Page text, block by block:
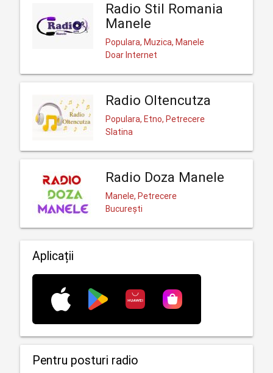
Radio Stil Romania
Manele
Populara, Muzica, Manele
Doar Internet
Radio Oltencutza
Populara, Etno, Petrecere
Slatina
Radio Doza Manele
Manele, Petrecere
București
Aplicații
Pentru posturi radio